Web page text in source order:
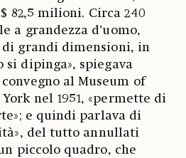
82,5 milioni. Circa 240
a grandezza d’uomo,
di grandi dimensioni, in
si dipinga», spiegava
al Museum of
nel 1951, «permette di
e quindi parlava di
del tutto annullati
piccolo quadro, che